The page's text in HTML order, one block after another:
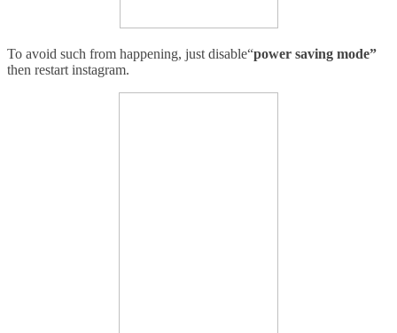
To avoid such from happening, just disable“power saving mode”
then restart instagram.